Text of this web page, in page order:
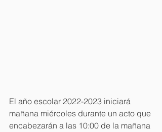
El año escolar 2022-2023 iniciará
mañana miércoles durante un acto que
encabezarán a las 10:00 de la mañana